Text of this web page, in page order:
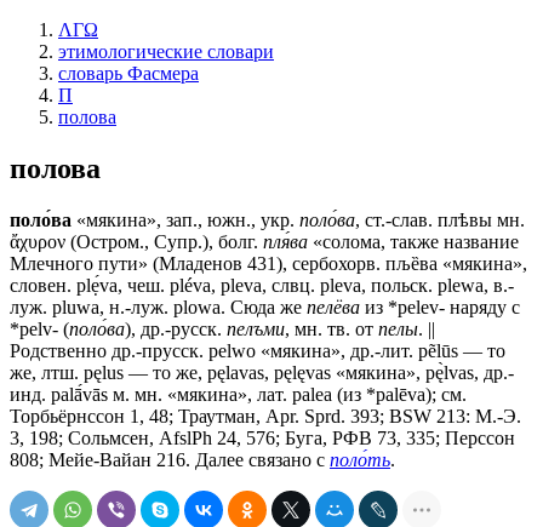
ΛΓΩ
этимологические словари
словарь Фасмера
П
полова
полова
поло́ва «мякина», зап., южн., укр. поло́ва, ст.-слав. плѣвы мн.
ἄχυρον (Остром., Супр.), болг. пля́ва «солома, также название
Млечного пути» (Младенов 431), сербохорв. пљȅва «мякина»,
словен. plẹ́va, чеш. pléva, рlеvа, слвц. рlеvа, польск. рlеwа, в.-
луж. pluwa, н.-луж. рlоwа. Сюда же пелёва из *реlеv- наряду с
*реlv- (поло́ва), др.-русск. пелъми, мн. тв. от пелы. ||
Родственно др.-прусск. реlwо «мякина», др.-лит. pẽlūs — то
же, лтш. pęlus — то же, pęlavas, pęlęvas «мякина», pę̀lvas, др.-
инд. раlā́vās м. мн. «мякина», лат. раlеа (из *раlēvа); см.
Торбьёрнссон 1, 48; Траутман, Арr. Sprd. 393; ВSW 213: М.-Э.
3, 198; Сольмсен, AfslPh 24, 576; Буга, РФВ 73, 335; Перссон
808; Мейе-Вайан 216. Далее связано с поло́ть.